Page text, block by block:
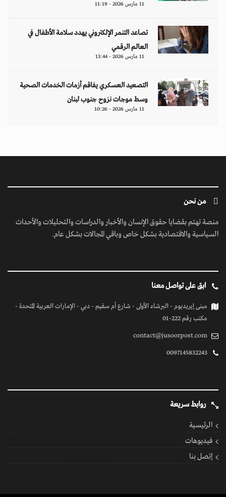
11 مارس 2026 - 11:19
تصاعد التنمر الإلكتروني يهدد سلامة الأطفال في
العالم الرقمي
11 مارس 2026 - 13:44
التصعيد العسكري يفاقم أزمات الخدمات الصحية
وسط موجات نزوح جنوب لبنان
11 مارس 2026 - 10:26
من نحن
منصة تهتم بقضايا حقوق الإنسان والأخبار والدراسات والتحليلات والأحداث
السياسية والاقتصادية بشكل خاص وباقي المجالات بشكل عام.
ابق على تواصل معنا
مبنى إيريديوم - البرشاء الأولى - شارع أم سقيم - دبي - الإمارات العربية المتحدة -
مكتب رقم 222-01
contact@jusoorpost.com
0097145832243
روابط سريعة
الرئيسية
فيديوهات
إتصل بنا